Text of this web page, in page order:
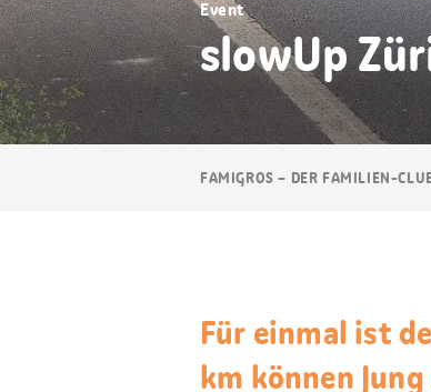
FAMIGROS – DER FAMILIEN-
Event
slowUp
Für einmal ist
km können